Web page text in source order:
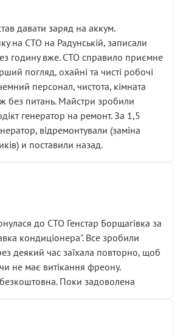
давати заряд на аккум.
на СТО на Радунській, записали
годину вже. СТО справило приємне
погляд, охайні та чисті робочі
персонал, чистота, кімната
без питань. Майстри зробили
генератор на ремонт. За 1,5
відремонтували (заміна
и поставили назад.
до СТО Генстар Борщагівка за
кондиціонера". Все зробили
деякий час заїхала повторно, щоб
не має витікання фреону.
Поки задоволена